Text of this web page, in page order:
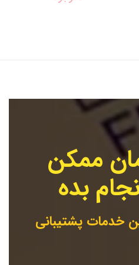
کاربری خود هستید، مقایسه
شما کمک خواهد کرد.
ممکن
بده
خدمات پشتیبانی